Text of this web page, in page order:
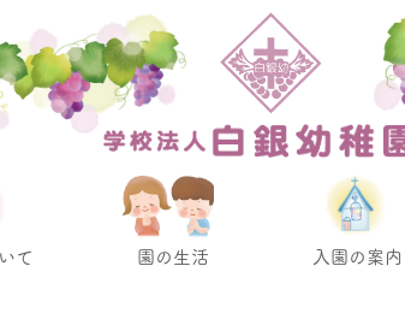
て 園の生活 入園の案内